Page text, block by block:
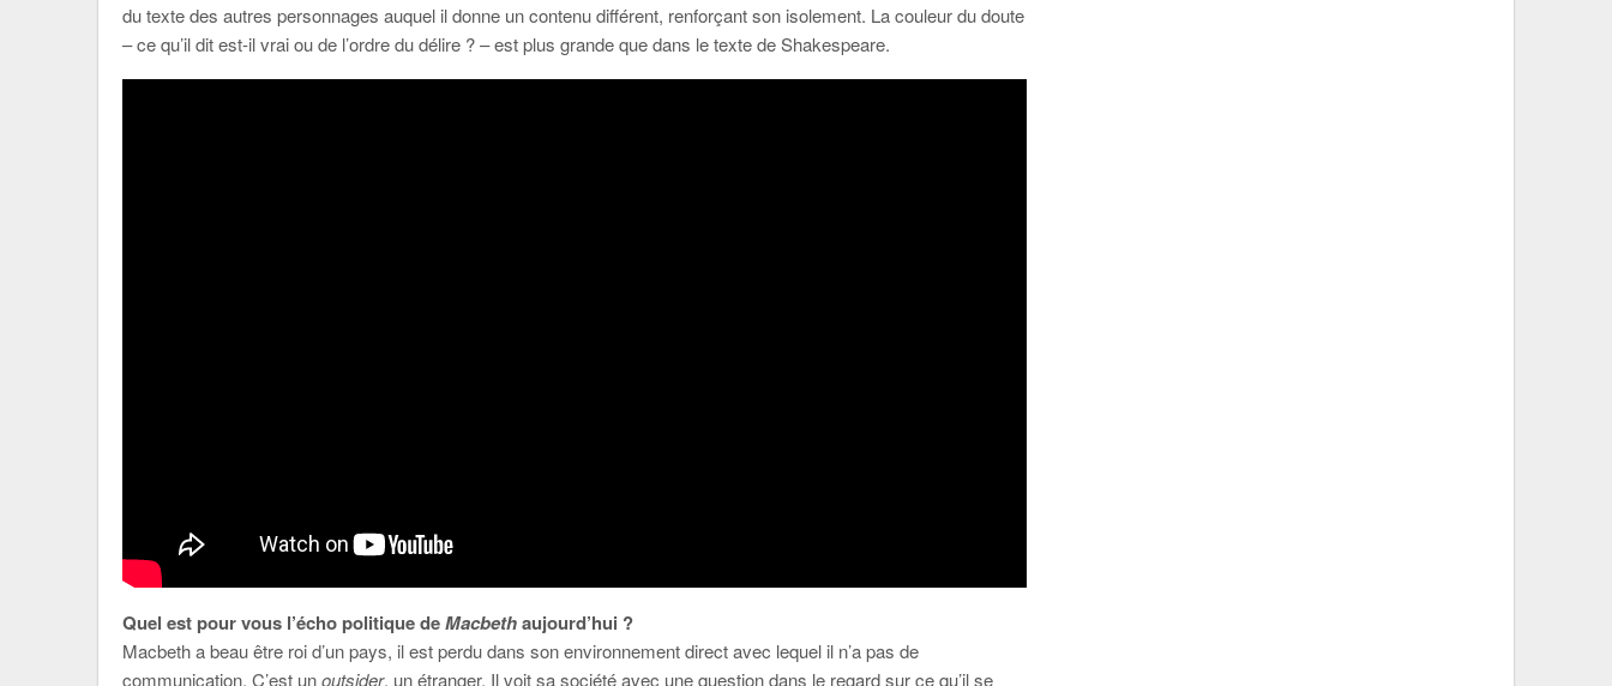
du texte des autres personnages auquel il donne un contenu différent, renforçant son isolement. La couleur du doute
– ce qu’il dit est-il vrai ou de l’ordre du délire ? – est plus grande que dans le texte de Shakespeare.
Quel est pour vous l’écho politique deMacbethaujourd’hui ?
Macbeth a beau être roi d’un pays, il est perdu dans son environnement direct avec lequel il n’a pas de
communication. C’est unoutsider, un étranger. Il voit sa société avec une question dans le regard sur ce qu’il se